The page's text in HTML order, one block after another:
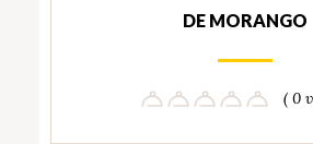
DE MORANGO
( 0